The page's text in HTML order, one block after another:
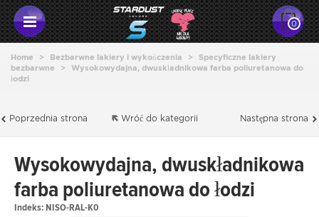
0
Home > Bezbarwne lakiery i wykończenia >
Specyficzne lakiery
bezbarwne
>
Wysokowydajna, dwuskładnikowa farba poliuretanowa do
łodzi
Poprzednia strona Następna strona
Wróć do kategorii
Wysokowydajna, dwuskładnikowa
farba poliuretanowa do łodzi
Indeks:NISO-RAL-K0